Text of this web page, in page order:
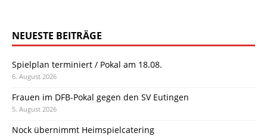
NEUESTE BEITRÄGE
Spielplan terminiert / Pokal am 18.08.
6. August 2026
Frauen im DFB-Pokal gegen den SV Eutingen
5. August 2026
Nock übernimmt Heimspielcatering